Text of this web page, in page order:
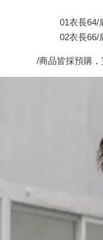
01衣長64/
02衣長66/
/商品皆採預購